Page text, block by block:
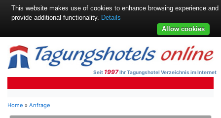
Seit 1997Ihr Tagungshotel Verzeichnis im Internet
Home » Anfrage
This website makes use of cookies to enhance browsing experience and
provide additional functionality. Details
Allow cookies